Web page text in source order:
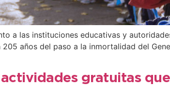
a las instituciones educativas y
años del paso a la inmortalidad del
actividades gratuitas